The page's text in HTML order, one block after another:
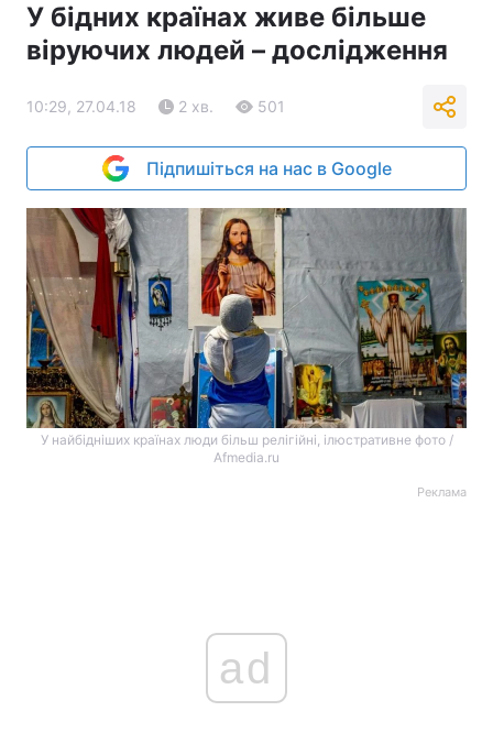
У бідних країнах живе більше
віруючих людей – дослідження
10:29, 27.04.18 2 хв. 501
Підпишіться на нас в Google
У найбідніших країнах люди більш релігійні, ілюстративне фото /
Afmedia.ru
Реклама
ad